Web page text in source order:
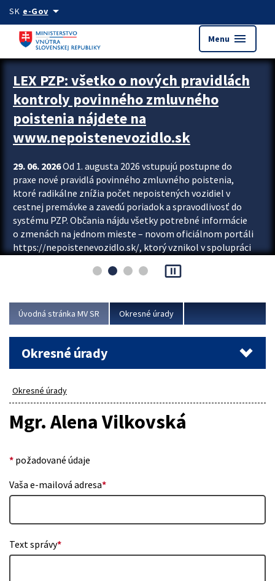
Preskocit na hlavný obsah
SK e-Govarrow_drop_down
Menu menu
Zastavit automatický posun upútavok
LEX PZP: všetko o nových pravidlách
kontroly povinného zmluvného
poistenia nájdete na
www.nepoistenevozidlo.sk
29. 06. 2026Od 1. augusta 2026 vstupujú postupne do
praxe nové pravidlá povinného zmluvného poistenia,
ktoré radikálne znížia počet nepoistených vozidiel v
cestnej premávke a zavedú poriadok a spravodlivosť do
systému PZP. Občania nájdu všetky potrebné informácie
o zmenách na jednom mieste – novom oficiálnom portáli
https://nepoistenevozidlo.sk/, ktorý vznikol v spolupráci
asociácie poisťovní (SLASPO) a Ministerstva vnútra SR.
Viac
pause_presentation
Úvodná stránka MV SR Okresné úrady
Okresné úrady
Okresné úrady
Mgr. Alena Vilkovská
* požadované údaje
Vaša e-mailová adresa*
Text správy*